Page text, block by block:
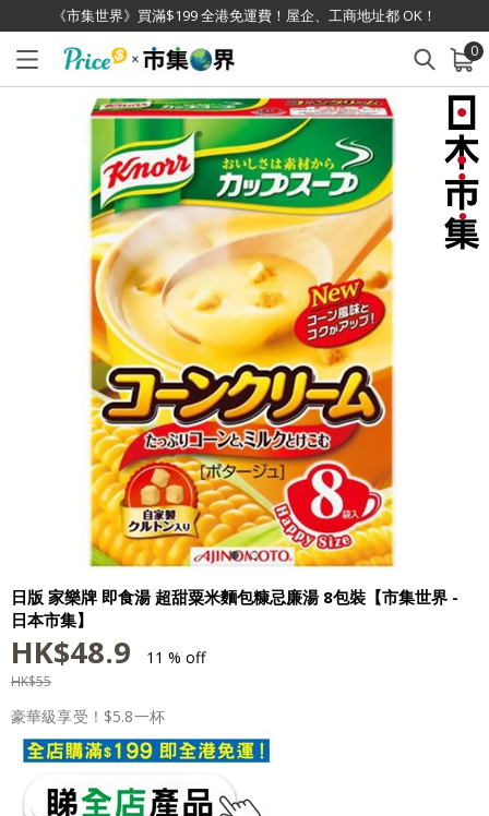
《市集世界》買滿$199 全港免運費！屋企、工商地址都 OK！
0
已加入購物車 查看
日版 家樂牌 即食湯 超甜粟米麵包糠忌廉湯 8包裝【市集世界 -
日本市集】
HK$48.9 11 % off
HK$55
豪華級享受！$5.8一杯